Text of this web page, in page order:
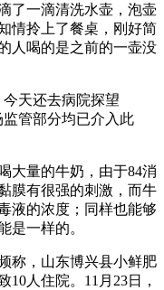
了一滴清洗水壶，泡壶
情拎上了餐桌，刚好简
人喝的是之前的一壶没
天还去病院探望
管部分均已介入此
量的牛奶，由于84消
膜有很强的刺激，而牛
液的浓度；同样也能够
是一样的。
，山东博兴县小鲜肥
人住院。11月23日，